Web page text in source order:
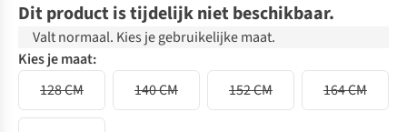
Dit product is tijdelijk niet beschikbaar.
Valt normaal. Kies je gebruikelijke maat.
Kies je maat:
128 CM
140 CM 152 CM 164 CM